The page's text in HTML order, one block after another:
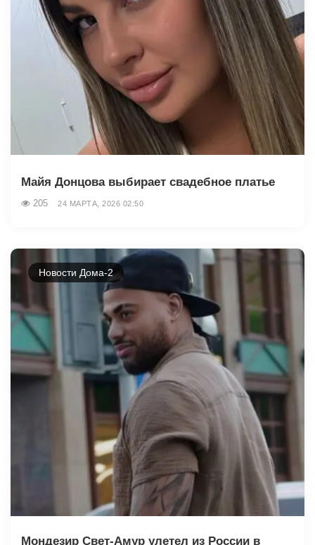
Майя Донцова выбирает свадебное платье
205 24 МАРТА, 2026 02:50
Новости Дома-2
Мондезир Свет-Амур улетел из России в